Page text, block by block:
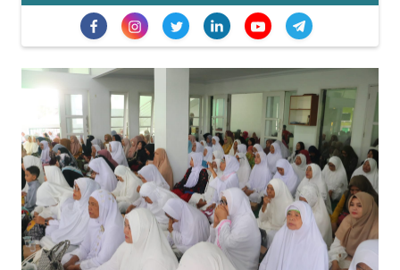
SIBER
REDAKSI
KARIR
DISCLAIMER
Wahana